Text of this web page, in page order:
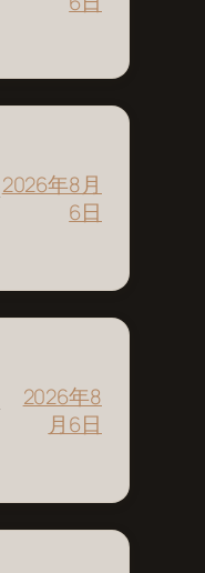
2026年8月
6日
2026年8
月6日